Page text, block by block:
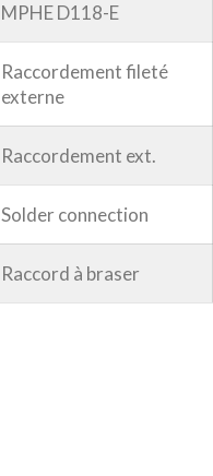
MPHE D118-E
Raccordement fileté
externe
Raccordement ext.
Solder connection
Raccord à braser